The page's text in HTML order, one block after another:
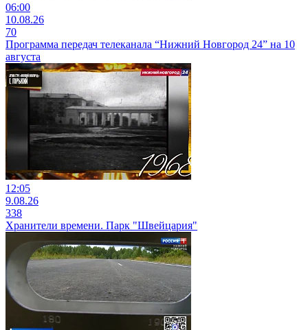
06:00
10.08.26
70
Программа передач телеканала “Нижний Новгород 24” на 10
августа
12:05
9.08.26
338
Хранители времени. Парк "Швейцария"